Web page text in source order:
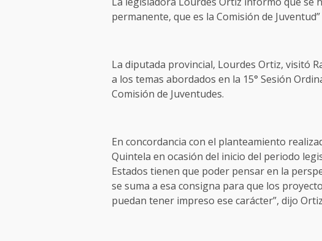
permanente, que es la Comisión de Juventud”
La diputada provincial, Lourdes Ortiz, visitó
a los temas abordados en la 15° Sesión
Comisión de Juventudes.
En concordancia con el planteamiento
Quintela en ocasión del inicio del periodo
Estados tienen que poder pensar en la
se suma a esa consigna para que los
puedan tener impreso ese carácter”, dijo